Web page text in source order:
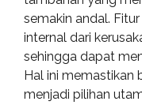
semakin andal.
internal dari
sehingga dapat
Hal ini memastikan
menjadi pilihan